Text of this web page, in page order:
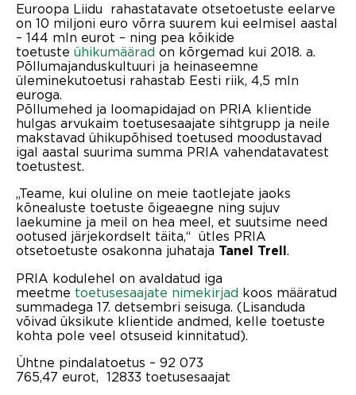
Euroopa Liidu rahastatavate otsetoetuste eelarve
on 10 miljoni euro võrra suurem kui eelmisel aastal
– 144 mln eurot – ning pea kõikide
toetuste ühikumäärad on kõrgemad kui 2018. a.
Põllumajanduskultuuri ja heinaseemne
üleminekutoetusi rahastab Eesti riik, 4,5 mln
euroga.
Põllumehed ja loomapidajad on PRIA klientide
hulgas arvukaim toetusesaajate sihtgrupp ja neile
makstavad ühikupõhised toetused moodustavad
igal aastal suurima summa PRIA vahendatavatest
toetustest.
„Teame, kui oluline on meie taotlejate jaoks
kõnealuste toetuste õigeaegne ning sujuv
laekumine ja meil on hea meel, et suutsime need
ootused järjekordselt täita,“ ütles PRIA
otsetoetuste osakonna juhataja Tanel Trell .
PRIA kodulehel on avaldatud iga
meetme toetusesaajate nimekirjad koos määratud
summadega 17. detsembri seisuga. (Lisanduda
võivad üksikute klientide andmed, kelle toetuste
kohta pole veel otsuseid kinnitatud).
Ühtne pindalatoetus – 92 073
765,47 eurot, 12833 toetusesaajat